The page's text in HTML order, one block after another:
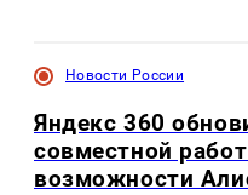
Новости России
Яндекс 360
совместной
возможности